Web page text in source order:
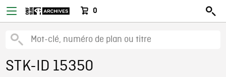
0
STK-ID 15350